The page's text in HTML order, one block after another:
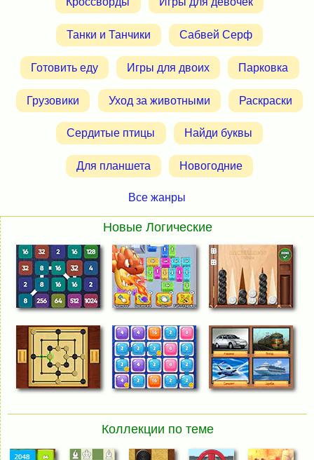
Танки и Танчики Сабвей Серф
Готовить еду Игры для двоих Парковка
Грузовики Уход за животными Раскраски
Сердитые птицы Найди буквы
Для планшета Новогодние
Все жанры
Новые Логические
Коллекции по теме